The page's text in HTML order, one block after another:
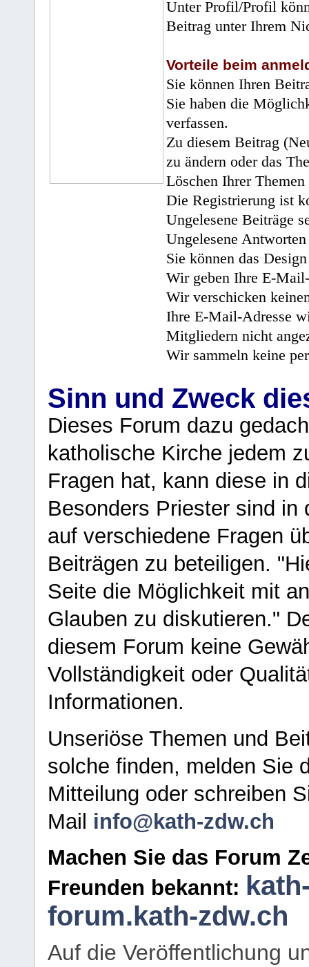
Unter Profil/Profil
Beitrag unter Ihrem
Vorteile beim
Sie können Ihren
Sie haben die
verfassen.
Zu diesem Beitrag
zu ändern oder das
Löschen Ihrer
Die Registrierung ist
Ungelesene Beiträge
Ungelesene
Sie können das
Wir geben Ihre E-
Wir verschicken
Ihre E-Mail-Adresse
Mitgliedern nicht
Wir sammeln keine
Sinn und Zweck
Dieses Forum dazu
katholische Kirche jedem
Fragen hat, kann diese in
Besonders Priester sind in
auf verschiedene Fragen
Beiträgen zu beteiligen.
Seite die Möglichkeit mit
Glauben zu diskutieren."
diesem Forum keine
Vollständigkeit oder
Informationen.
Unseriöse Themen und
solche finden, melden Sie
Mitteilung oder schreiben
Mail info@kath-zdw.ch
Machen Sie das Forum
Freunden bekannt:
forum.kath-zdw.ch
Auf die Veröffentlichung